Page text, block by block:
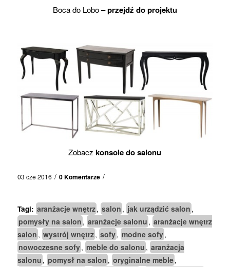
Boca do Lobo –przejdź do projektu
Zobaczkonsole do salonu
03 cze 2016 / 0 Komentarze /
Tagi: aranżacje wnętrz, salon , jak urządzić salon ,
pomysły na salon , aranżacje salonu , aranżacje wnętrz
salon , wystrój wnętrz, sofy, modne sofy,
nowoczesne sofy, meble do salonu , aranżacja
salonu , pomysł na salon , oryginalne meble,